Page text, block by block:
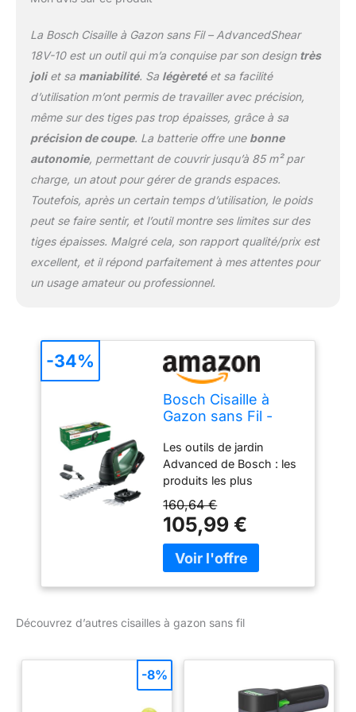
lame de taille-herbes,
emballage en carton
La Bosch Cisaille à Gazon sans Fil – AdvancedShear
18V-10 est un outil qui m’a conquise par son design très
joliet sa maniabilité. Sa légèretéet sa facilité
d’utilisation m’ont permis de travailler avec précision,
même sur des tiges pas trop épaisses, grâce à sa
précision de coupe. La batterie offre une bonne
autonomie, permettant de couvrir jusqu’à 85 m² par
charge, un atout pour gérer de grands espaces.
Toutefois, après un certain temps d’utilisation, le poids
peut se faire sentir, et l’outil montre ses limites sur des
tiges épaisses. Malgré cela, son rapport qualité/prix est
excellent, et il répond parfaitement à mes attentes pour
un usage amateur ou professionnel.
Bosch Cisaille à
Gazon sans Fil -
18V-10
Les outils de jardin
Advanced de Bosch : les
produits les plus
puissants pour les
tâches les plus
exigeantes Un outil
polyvalent pour
entretenir votre gazon,
facile grâce au système «
de changer de lame
rapidement. Fini les
interruptions ! Grâce au
160,64 €
105,99 €
-34%
Découvrez d’autres cisailles à gazon sans fil
-8%